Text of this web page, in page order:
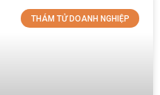
THÁM TỬ DOANH NGHIỆP